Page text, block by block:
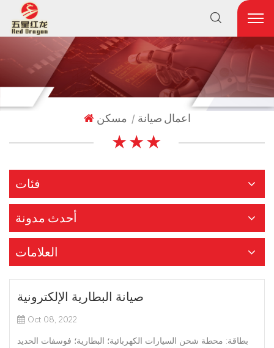
مسكن | اعمال صيانة
★ ★ ★
فئات
أحدث مدونة
العلامات
صيانة البطارية الإلكترونية
Oct 08, 2022
بطاقة: محطة شحن السيارات الكهربائية؛ البطارية؛ فوسفات الحديد